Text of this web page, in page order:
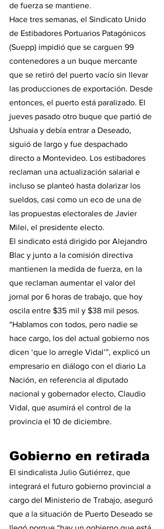
de fuerza se mantiene.
Hace tres semanas, el Sindicato Unido
de Estibadores Portuarios Patagónicos
(Suepp) impidió que se carguen 99
contenedores a un buque mercante
que se retiró del puerto vacío sin llevar
las producciones de exportación. Desde
entonces, el puerto está paralizado. El
jueves pasado otro buque que partió de
Ushuaia y debía entrar a Deseado,
siguió de largo y fue despachado
directo a Montevideo. Los estibadores
reclaman una actualización salarial e
incluso se planteó hasta dolarizar los
sueldos, casi como un eco de una de
las propuestas electorales de Javier
Milei, el presidente electo.
El sindicato está dirigido por Alejandro
Blac y junto a la comisión directiva
mantienen la medida de fuerza, en la
que reclaman aumentar el valor del
jornal por 6 horas de trabajo, que hoy
oscila entre $35 mil y $38 mil pesos.
“Hablamos con todos, pero nadie se
hace cargo, los del actual gobierno nos
dicen ‘que lo arregle Vidal’”, explicó un
empresario en diálogo con el diario La
Nación, en referencia al diputado
nacional y gobernador electo, Claudio
Vidal, que asumirá el control de la
provincia el 10 de diciembre.
Gobierno en retirada
El sindicalista Julio Gutiérrez, que
integrará el futuro gobierno provincial a
cargo del Ministerio de Trabajo, aseguró
que a la situación de Puerto Deseado se